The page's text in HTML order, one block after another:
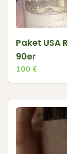
Paket USA
90er
100 €